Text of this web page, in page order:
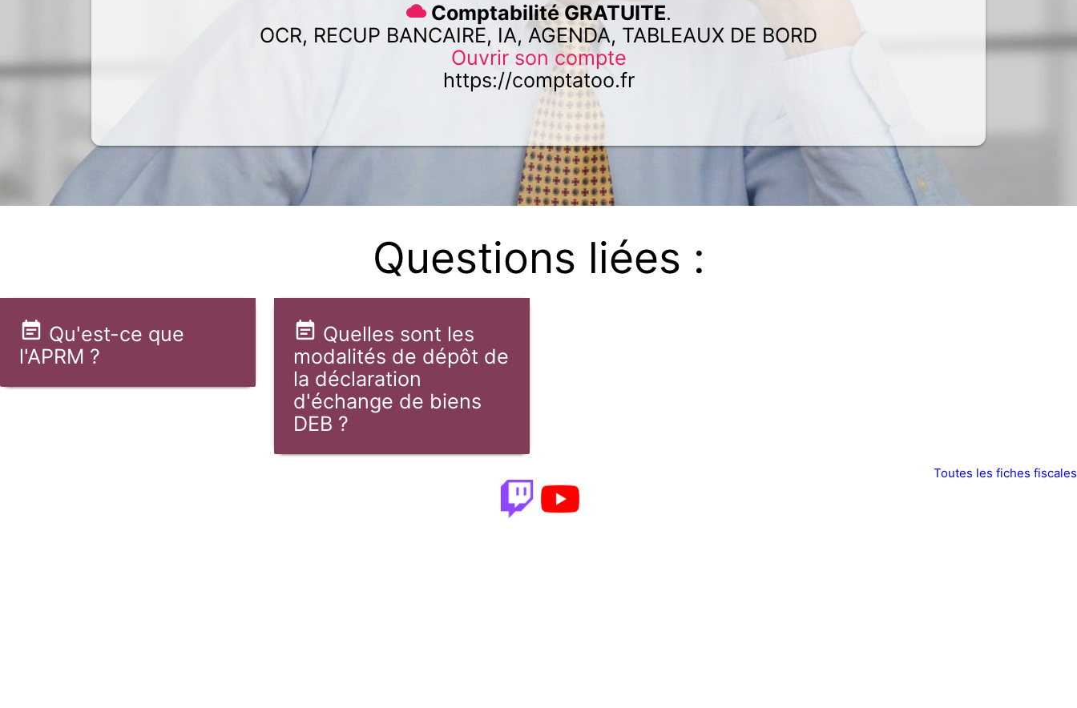
Comptabilité GRATUITE.
OCR, RECUP BANCAIRE, IA, AGENDA, TABLEAUX DE BORD
Ouvrir son compte
https://comptatoo.fr
Questions liées :
Qu'est-ce que
l'APRM ?
Quelles sont les
modalités de dépôt de
la déclaration
d'échange de biens
DEB ?
Toutes les fiches fiscales